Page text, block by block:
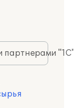
партнерами